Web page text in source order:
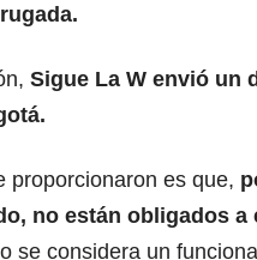
Sigue La W envió un
proporcionaron es que,
no están obligados a
se considera un